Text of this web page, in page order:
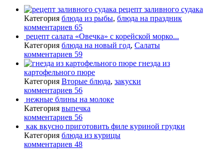
рецепт заливного судака
Категория блюда из рыбы, блюда на праздник
комментариев 65
рецепт салата «Овечка» с корейской морко...
Категория блюда на новый год, Салаты
комментариев 59
гнезда из
картофельного пюре
Категория Вторые блюда, закуски
комментариев 56
нежные блины на молоке
Категория выпечка
комментариев 56
как вкусно приготовить филе куриной грудки
Категория блюда из курицы
комментариев 48